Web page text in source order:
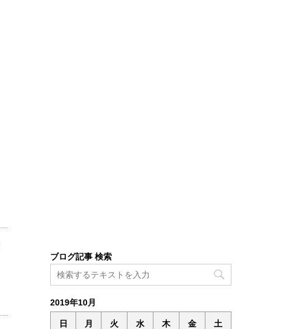
ブログ記事 検索
2019年10月
日 月 火 水 木 金 土